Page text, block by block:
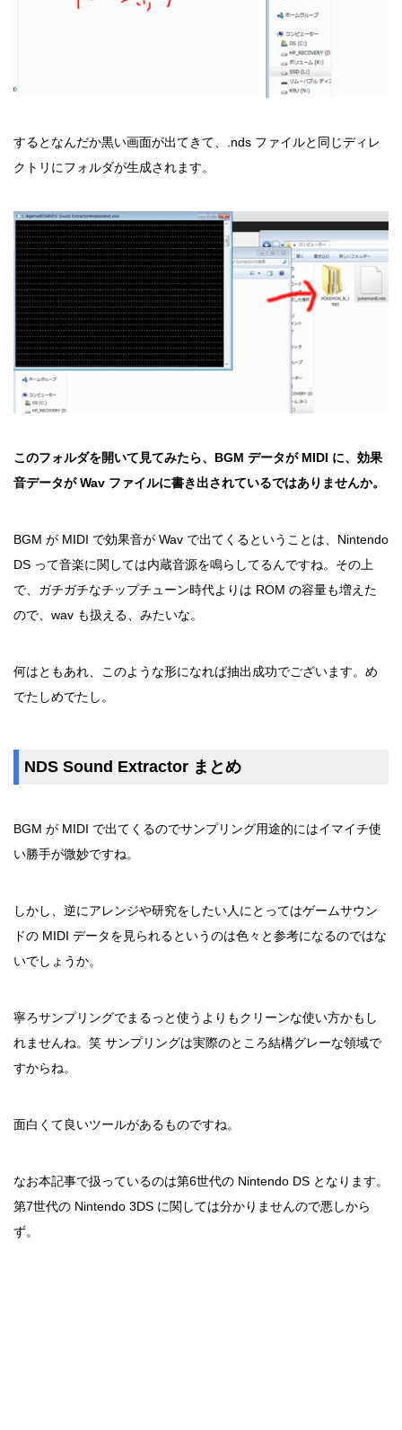
するとなんだか黒い画面が出てきて、.nds ファイルと同じディレ
クトリにフォルダが生成されます。
このフォルダを開いて見てみたら、BGM データが MIDI に、効果
音データが Wav ファイルに書き出されているではありませんか。
BGM が MIDI で効果音が Wav で出てくるということは、Nintendo
DS って音楽に関しては内蔵音源を鳴らしてるんですね。その上
で、ガチガチなチップチューン時代よりは ROM の容量も増えた
ので、wav も扱える、みたいな。
何はともあれ、このような形になれば抽出成功でございます。め
でたしめでたし。
NDS Sound Extractor まとめ
BGM が MIDI で出てくるのでサンプリング用途的にはイマイチ使
い勝手が微妙ですね。
しかし、逆にアレンジや研究をしたい人にとってはゲームサウン
ドの MIDI データを見られるというのは色々と参考になるのではな
いでしょうか。
寧ろサンプリングでまるっと使うよりもクリーンな使い方かもし
れませんね。笑 サンプリングは実際のところ結構グレーな領域で
すからね。
面白くて良いツールがあるものですね。
なお本記事で扱っているのは第6世代の Nintendo DS となります。
第7世代の Nintendo 3DS に関しては分かりませんので悪しから
ず。